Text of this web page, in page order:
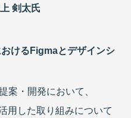
剣太氏
けるFigmaとデザインシ
案・開発において、
用した取り組みについて